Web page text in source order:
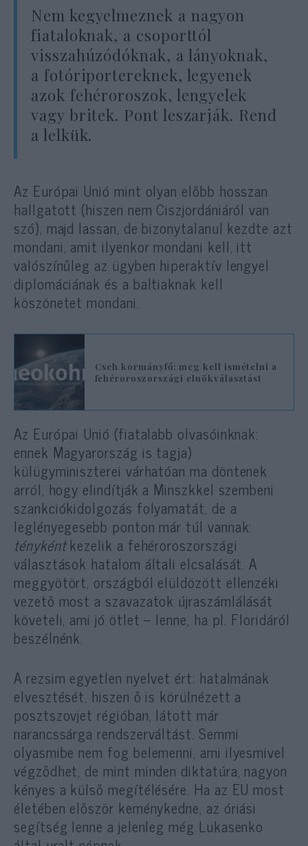
Nem kegyelmeznek a nagyon
fiataloknak, a csoporttól
visszahúzódóknak, a lányoknak,
a fotóriportereknek, legyenek
azok fehéroroszok, lengyelek
vagy britek. Pont leszarják. Rend
a lelkük.
Az Európai Unió mint olyan előbb hosszan
hallgatott (hiszen nem Ciszjordániáról van
szó), majd lassan, de bizonytalanul kezdte azt
mondani, amit ilyenkor mondani kell, itt
valószínűleg az ügyben hiperaktív lengyel
diplomáciának és a baltiaknak kell
köszönetet mondani.
Cseh kormányfő: meg kell ismételni a
fehéroroszországi elnökválasztást
Az Európai Unió (fiatalabb olvasóinknak:
ennek Magyarország is tagja)
külügyminiszterei várhatóan ma döntenek
arról, hogy elindítják a Minszkkel szembeni
szankciókidolgozás folyamatát, de a
leglényegesebb ponton már túl vannak:
ténykéntkezelik a fehéroroszországi
választások hatalom általi elcsalását. A
meggyötört, országból elüldözött ellenzéki
vezető most a szavazatok újraszámlálását
követeli, ami jó ötlet – lenne, ha pl. Floridáról
beszélnénk.
A rezsim egyetlen nyelvet ért: hatalmának
elvesztését, hiszen ő is körülnézett a
posztszovjet régióban, látott már
narancssárga rendszerváltást. Semmi
olyasmibe nem fog belemenni, ami ilyesmivel
végződhet, de mint minden diktatúra, nagyon
kényes a külső megítélésére. Ha az EU most
életében először keménykedne, az óriási
segítség lenne a jelenleg még Lukasenko